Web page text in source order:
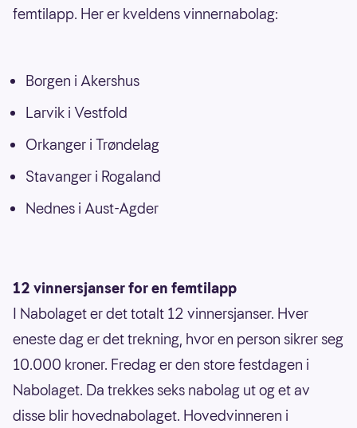
femtilapp. Her er kveldens vinnernabolag:
Borgen i Akershus
Larvik i Vestfold
Orkanger i Trøndelag
Stavanger i Rogaland
Nednes i Aust-Agder
12 vinnersjanser for en femtilapp
I Nabolaget er det totalt 12 vinnersjanser. Hver
eneste dag er det trekning, hvor en person sikrer seg
10.000 kroner. Fredag er den store festdagen i
Nabolaget. Da trekkes seks nabolag ut og et av
disse blir hovednabolaget. Hovedvinneren i